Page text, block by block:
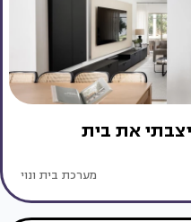
את בית
מערכת בית ונוי